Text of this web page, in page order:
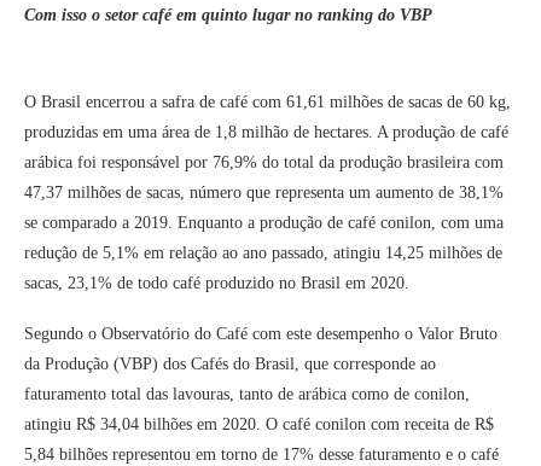
Com isso o setor café em quinto lugar no ranking do VBP
O Brasil encerrou a safra de café com 61,61 milhões de sacas de 60 kg,
produzidas em uma área de 1,8 milhão de hectares. A produção de café
arábica foi responsável por 76,9% do total da produção brasileira com
47,37 milhões de sacas, número que representa um aumento de 38,1%
se comparado a 2019. Enquanto a produção de café conilon, com uma
redução de 5,1% em relação ao ano passado, atingiu 14,25 milhões de
sacas, 23,1% de todo café produzido no Brasil em 2020.
Segundo o Observatório do Café com este desempenho o Valor Bruto
da Produção (VBP) dos Cafés do Brasil, que corresponde ao
faturamento total das lavouras, tanto de arábica como de conilon,
atingiu R$ 34,04 bilhões em 2020. O café conilon com receita de R$
5,84 bilhões representou em torno de 17% desse faturamento e o café